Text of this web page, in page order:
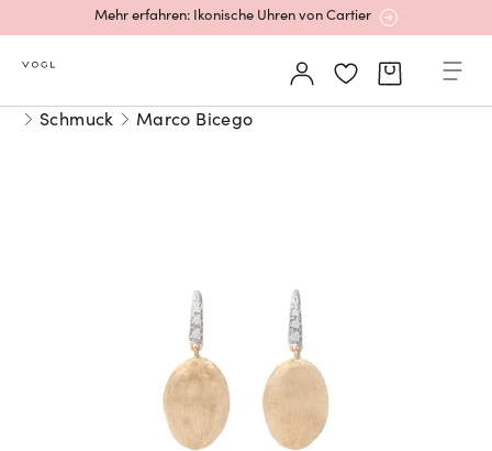
Mehr erfahren: Ikonische Uhren von Cartier
Rolex Certified Pre-Owned entdecken
Neu bei Vogl: Cartier
Mehr erfahren: Ikonische Uhren von Cartier
Schmuck Marco Bicego